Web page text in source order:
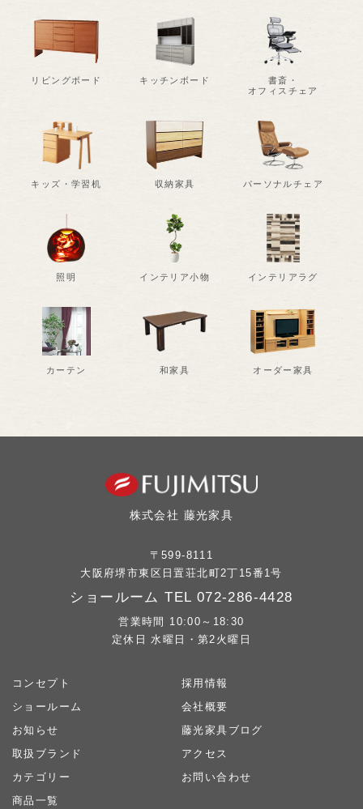
リビングボード キッチンボード
書斎・
オフィスチェア
キッズ・学習机 収納家具 パーソナルチェア
照明 インテリア小物 インテリアラグ
カーテン 和家具 オーダー家具
株式会社 藤光家具
〒599-8111
大阪府堺市東区日置荘北町2丁15番1号
ショールーム TEL 072-286-4428
営業時間 10:00～18:30
定休日 水曜日・第2火曜日
コンセプト
ショールーム
お知らせ
取扱ブランド
カテゴリー
商品一覧
採用情報
会社概要
藤光家具ブログ
アクセス
お問い合わせ